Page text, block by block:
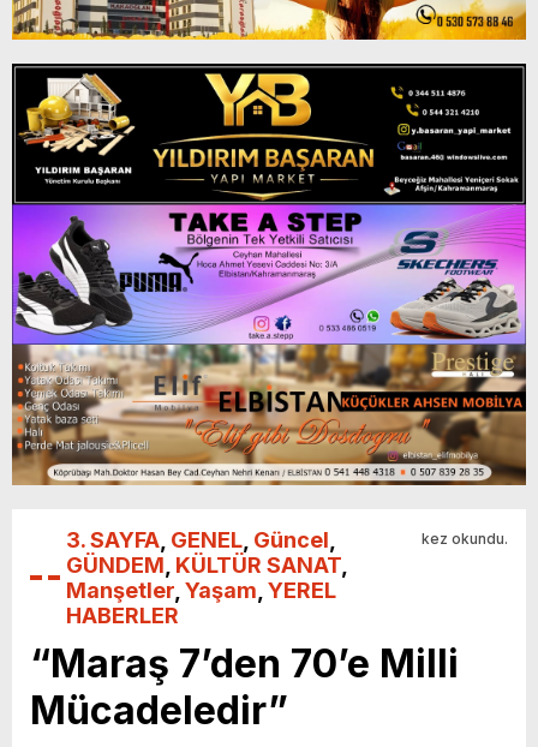
3. SAYFA GENEL Güncel
GÜNDEM KÜLTÜR SANAT
Manşetler Yaşam YEREL
HABERLER
kez okundu.
“Maraş 7’den 70’e Milli
Mücadeledir”